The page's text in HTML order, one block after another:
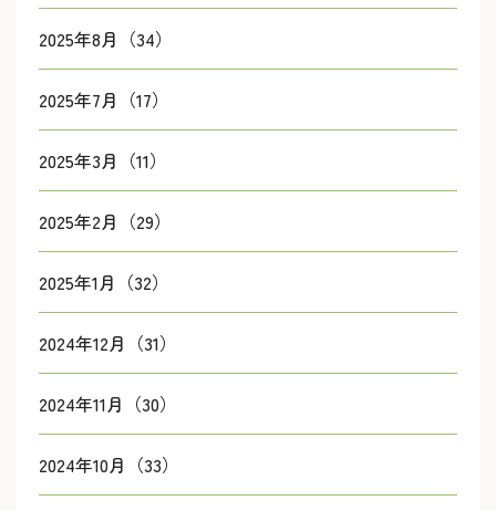
2025年8月（34）
2025年7月（17）
2025年3月（11）
2025年2月（29）
2025年1月（32）
2024年12月（31）
2024年11月（30）
2024年10月（33）